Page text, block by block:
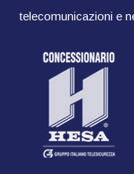
telecomunicazioni e